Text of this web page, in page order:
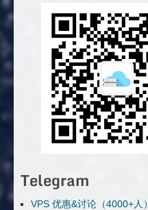
Telegram
VPS 优惠&讨论（4000+人）